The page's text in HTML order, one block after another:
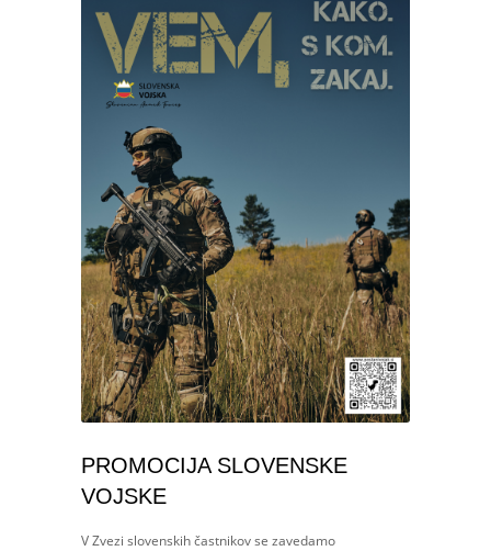
PROMOCIJA SLOVENSKE
VOJSKE
V Zvezi slovenskih častnikov se zavedamo